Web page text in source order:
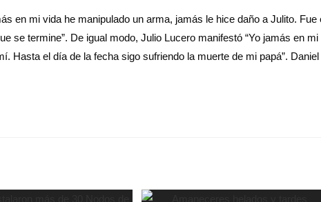
en mi vida he manipulado un arma, jamás le hice daño a Julito. Fue
se termine”. De igual modo, Julio Lucero manifestó “Yo jamás en mi
Hasta el día de la fecha sigo sufriendo la muerte de mi papá”. Daniel